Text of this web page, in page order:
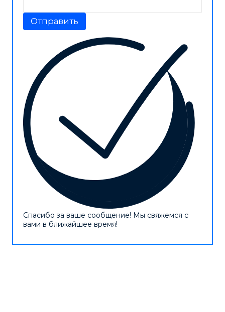
Отправить
Спасибо за ваше сообщение! Мы свяжемся с
вами в ближайшее время!